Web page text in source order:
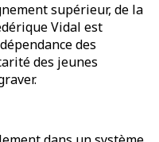
supérieur, de la
Vidal est
des
des jeunes